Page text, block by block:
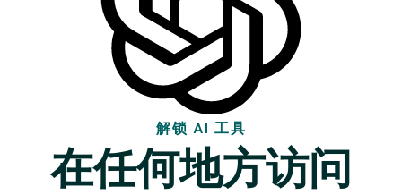
解锁 AI 工具
在任何地方访问